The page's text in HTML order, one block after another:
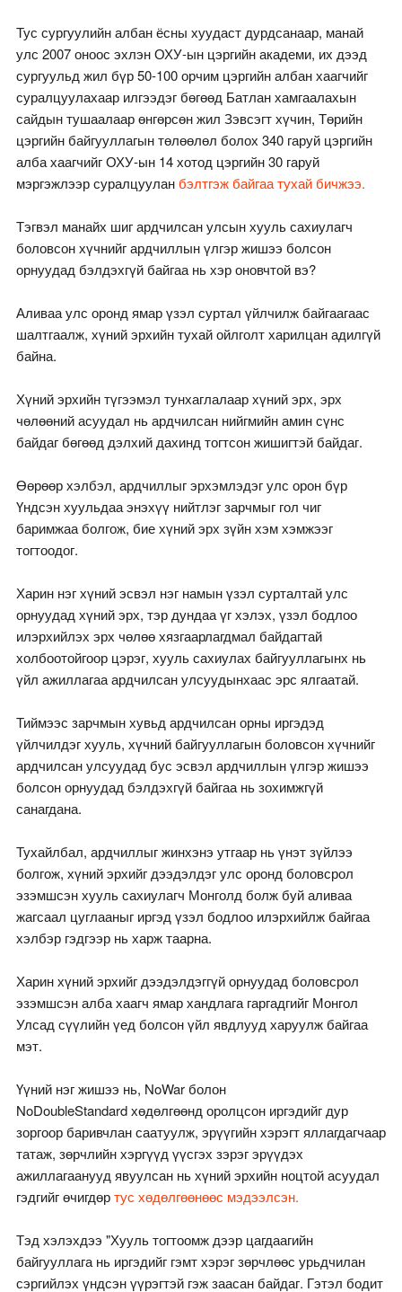
Тус сургуулийн албан ёсны хуудаст дурдсанаар, манай
улс 2007 оноос эхлэн ОХУ-ын цэргийн академи, их дээд
сургуульд жил бүр 50-100 орчим цэргийн албан хаагчийг
суралцуулахаар илгээдэг бөгөөд Батлан хамгаалахын
сайдын тушаалаар өнгөрсөн жил Зэвсэгт хүчин, Төрийн
цэргийн байгууллагын төлөөлөл болох 340 гаруй цэргийн
алба хаагчийг ОХУ-ын 14 хотод цэргийн 30 гаруй
мэргэжлээр суралцууланбэлтгэж байгаа тухай бичжээ.
Тэгвэл манайх шиг ардчилсан улсын хууль сахиулагч
боловсон хүчнийг ардчиллын үлгэр жишээ болсон
орнуудад бэлдэхгүй байгаа нь хэр оновчтой вэ?
Аливаа улс оронд ямар үзэл суртал үйлчилж байгаагаас
шалтгаалж, хүний эрхийн тухай ойлголт харилцан адилгүй
байна.
Хүний эрхийн түгээмэл тунхаглалаар хүний эрх, эрх
чөлөөний асуудал нь ардчилсан нийгмийн амин сүнс
байдаг бөгөөд дэлхий дахинд тогтсон жишигтэй байдаг.
Өөрөөр хэлбэл, ардчиллыг эрхэмлэдэг улс орон бүр
Үндсэн хуульдаа энэхүү нийтлэг зарчмыг гол чиг
баримжаа болгож, бие хүний эрх зүйн хэм хэмжээг
тогтоодог.
Харин нэг хүний эсвэл нэг намын үзэл сурталтай улс
орнуудад хүний эрх, тэр дундаа үг хэлэх, үзэл бодлоо
илэрхийлэх эрх чөлөө хязгаарлагдмал байдагтай
холбоотойгоор цэрэг, хууль сахиулах байгууллагынх нь
үйл ажиллагаа ардчилсан улсуудынхаас эрс ялгаатай.
Тиймээс зарчмын хувьд ардчилсан орны иргэдэд
үйлчилдэг хууль, хүчний байгууллагын боловсон хүчнийг
ардчилсан улсуудад бус эсвэл ардчиллын үлгэр жишээ
болсон орнуудад бэлдэхгүй байгаа нь зохимжгүй
санагдана.
Тухайлбал, ардчиллыг жинхэнэ утгаар нь үнэт зүйлээ
болгож, хүний эрхийг дээдэлдэг улс оронд боловсрол
эзэмшсэн хууль сахиулагч Монголд болж буй аливаа
жагсаал цуглааныг иргэд үзэл бодлоо илэрхийлж байгаа
хэлбэр гэдгээр нь харж таарна.
Харин хүний эрхийг дээдэлдэггүй орнуудад боловсрол
эзэмшсэн алба хаагч ямар хандлага гаргадгийг Монгол
Улсад сүүлийн үед болсон үйл явдлууд харуулж байгаа
мэт.
Үүний нэг жишээ нь, NoWar болон
NoDoubleStandard хөдөлгөөнд оролцсон иргэдийг дур
зоргоор баривчлан саатуулж, эрүүгийн хэрэгт яллагдагчаар
татаж, зөрчлийн хэргүүд үүсгэх зэрэг эрүүдэх
ажиллагаанууд явуулсан нь хүний эрхийн ноцтой асуудал
гэдгийг өчигдөртус хөдөлгөөнөөс мэдээлсэн.
Тэд хэлэхдээ "Хууль тогтоомж дээр цагдаагийн
байгууллага нь иргэдийг гэмт хэрэг зөрчлөөс урьдчилан
сэргийлэх үндсэн үүрэгтэй гэж заасан байдаг. Гэтэл бодит